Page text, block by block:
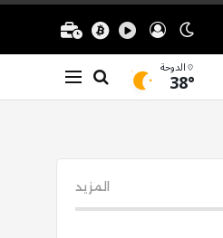
الدوحة
38°
المزيد